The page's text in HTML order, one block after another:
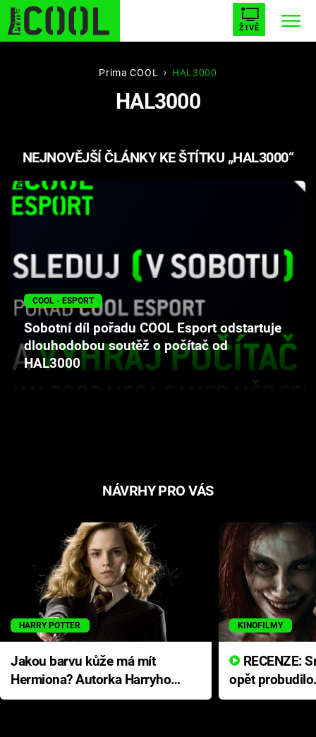
ŽIVĚ
STARHOUSE BUFFY, PŘEMOŽITELKA UPÍRŮ
PLNEJ KOTEL AVENGERS 5
Témata
Seriály
Hry
Cool Esport
Pořady
Prima COOL HAL3000
HAL3000
NEJNOVĚJŠÍ ČLÁNKY KE ŠTÍTKU „HAL3000“
COOL - ESPORT
Sobotní díl pořadu COOL Esport odstartuje
dlouhodobou soutěž o počítač od
HAL3000
NÁVRHY PRO VÁS
HARRY POTTER
Jakou barvu kůže má mít
Hermiona? Autorka Harryho
Pottera přišla s ráznou
KINOFILMY
opět
přichází s